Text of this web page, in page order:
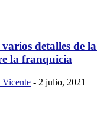
detalles de la
la franquicia
Vicente - 2 julio, 2021